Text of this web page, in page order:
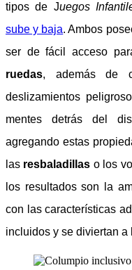
tipos de Juegos
sube y baja. Ambos
ser de fácil acceso
ruedas, además de
deslizamientos
mentes detrás del
agregando estas
las resbaladillas o los
los resultados son la
con las características
incluidos y se diviertan a